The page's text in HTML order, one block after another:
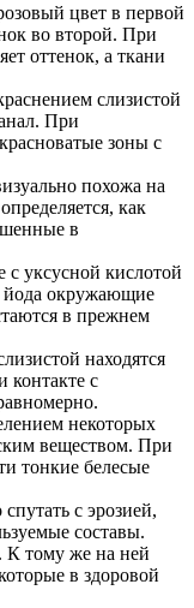
цвет в первой
во второй. При
оттенок, а ткани
слизистой
При
зоны с
похожа на
как
в
уксусной кислотой
йода окружающие
в прежнем
находятся
контакте с
некоторых
веществом. При
тонкие белесые
с эрозией,
составы.
К тому же на ней
в здоровой